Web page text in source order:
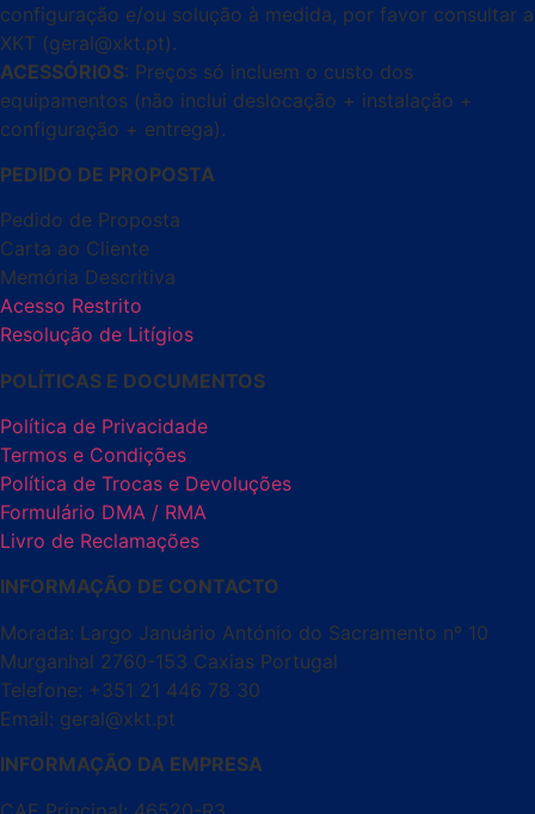
configuração e/ou solução à medida, por favor consultar a
XKT (geral@xkt.pt).
ACESSÓRIOS: Preços só incluem o custo dos
equipamentos (não inclui deslocação + instalação +
configuração + entrega).
PEDIDO DE PROPOSTA
Pedido de Proposta
Carta ao Cliente
Memória Descritiva
Acesso Restrito
Resolução de Litígios
POLÍTICAS E DOCUMENTOS
Política de Privacidade
Termos e Condições
Política de Trocas e Devoluções
Formulário DMA / RMA
Livro de Reclamações
INFORMAÇÃO DE CONTACTO
Morada: Largo Januário António do Sacramento nº 10
Murganhal 2760-153 Caxias Portugal
Telefone: +351 21 446 78 30
Email: geral@xkt.pt
INFORMAÇÃO DA EMPRESA